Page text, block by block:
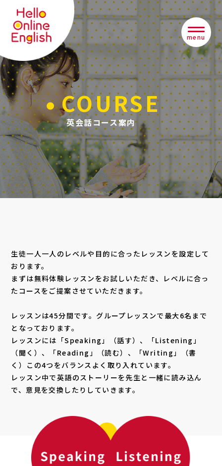
COURSE
英会話コース案内
生徒一人一人のレベルや目的に合ったレッスンを設定して
おります。
まずは無料体験レッスンをお試しいただき、レベルに合っ
たコースをご提案させていただきます。
レッスンは45分間です。グループレッスンで最大6名まで
となっております。
レッスンには「Speaking」（話す）、「Listening」
（聞く）、「Reading」（読む）、「Writing」（書
く）この4つをバランスよく取り入れています。
レッスン中で英語のストーリーを先生と一緒に読み込ん
で、意見を交換したりしていきます。